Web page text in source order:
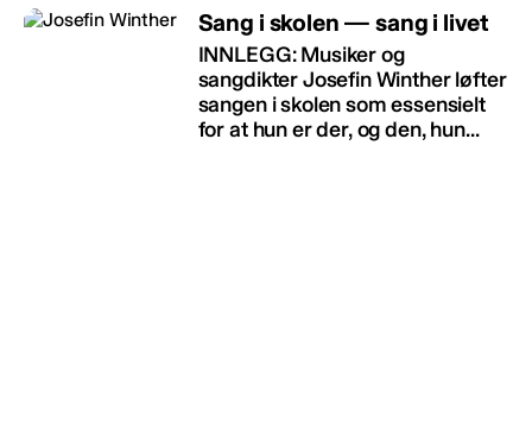
Sang i skolen — sang i livet
INNLEGG: Musiker og
sangdikter Josefin Winther løfter
sangen i skolen som essensielt
for at hun er der, og den, hun...